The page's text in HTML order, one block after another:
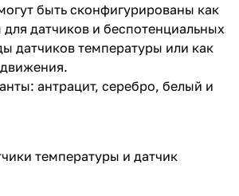
быть сконфигурированы как
датчиков и беспотенциальных
датчиков температуры или как
антрацит, серебро, белый и
температуры и датчик